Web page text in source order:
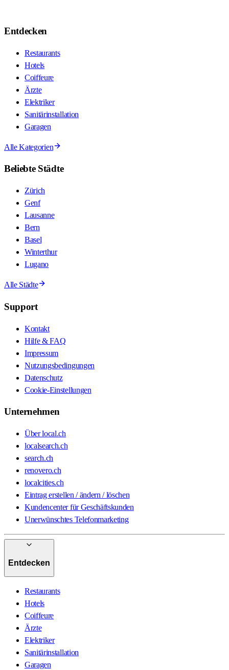
Entdecken
Restaurants
Hotels
Coiffeure
Ärzte
Elektriker
Sanitärinstallation
Garagen
Alle Kategorien
Beliebte Städte
Zürich
Genf
Lausanne
Bern
Basel
Winterthur
Lugano
Alle Städte
Support
Kontakt
Hilfe & FAQ
Impressum
Nutzungsbedingungen
Datenschutz
Cookie-Einstellungen
Unternehmen
Über local.ch
localsearch.ch
search.ch
renovero.ch
localcities.ch
Eintrag erstellen / ändern / löschen
Kundencenter für Geschäftskunden
Unerwünschtes Telefonmarketing
Entdecken
Restaurants
Hotels
Coiffeure
Ärzte
Elektriker
Sanitärinstallation
Garagen